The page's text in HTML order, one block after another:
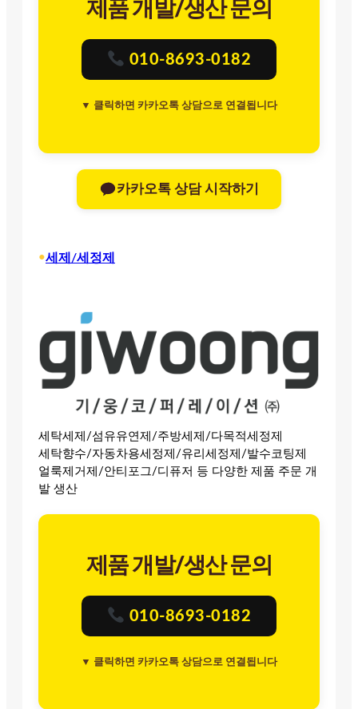
제품 개발/생산 문의
010-8693-0182
▼ 클릭하면 카카오톡 상담으로 연결됩니다
카카오톡 상담 시작하기
•세제/세정제
세탁세제/섬유유연제/주방세제/다목적세정제
세탁향수/자동차용세정제/유리세정제/발수코팅제
얼룩제거제/안티포그/디퓨저 등 다양한 제품 주문 개
발 생산
제품 개발/생산 문의
010-8693-0182
▼ 클릭하면 카카오톡 상담으로 연결됩니다